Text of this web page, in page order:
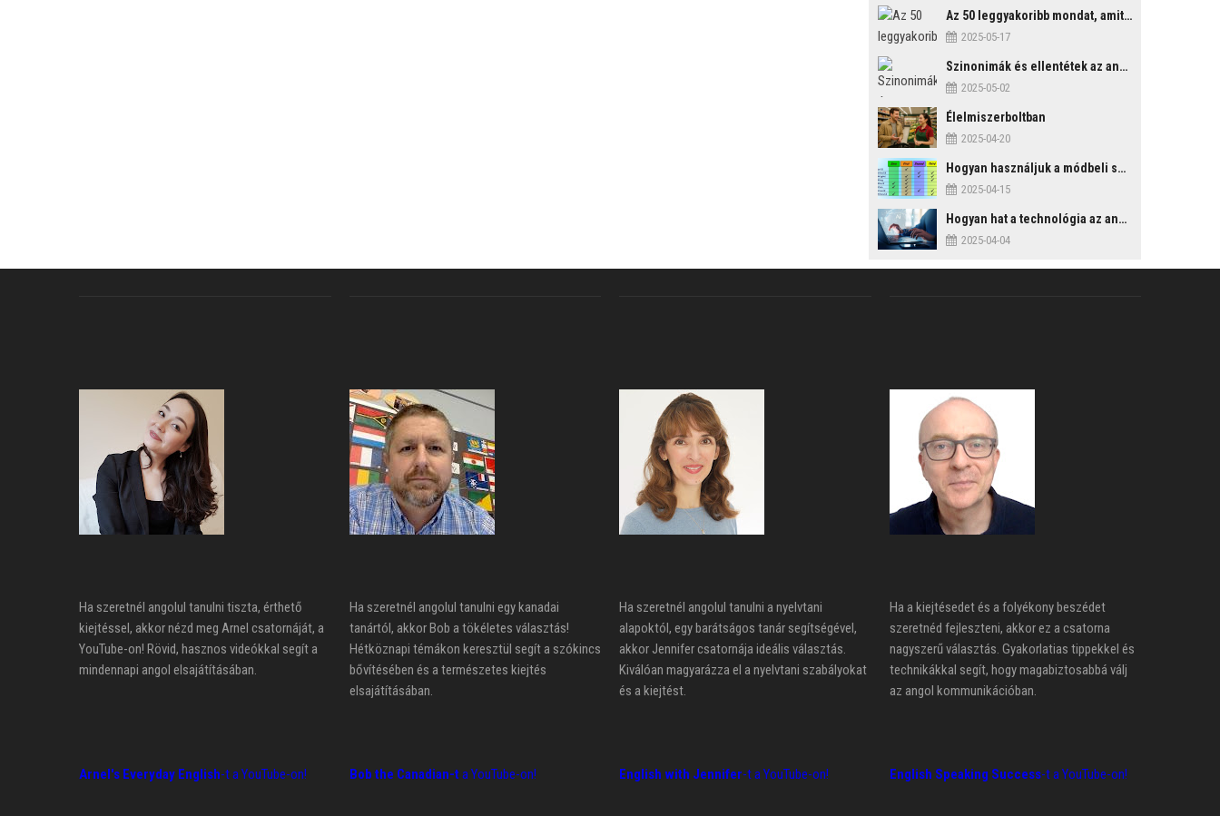
Az 50 leggyakoribb mondat, amit mindenképp érdemes tudni
2025-05-17
Szinonimák és ellentétek az angol nyelvben
2025-05-02
Élelmiszerboltban
2025-04-20
Hogyan használjuk a módbeli segédigéket a feltételes mondatszerkezetekben?
2025-04-15
Hogyan hat a technológia az angol tanulási folyamatokra?
2025-04-04
Ha szeretnél angolul tanulni tiszta, érthető
kiejtéssel, akkor nézd meg Arnel csatornáját, a
YouTube-on! Rövid, hasznos videókkal segít a
mindennapi angol elsajátításában.
Arnel's Everyday English-t a YouTube-on!
Ha szeretnél angolul tanulni egy kanadai
tanártól, akkor Bob a tökéletes választás!
Hétköznapi témákon keresztül segít a szókincs
bővítésében és a természetes kiejtés
elsajátításában.
Bob the Canadian-t a YouTube-on!
Ha szeretnél angolul tanulni a nyelvtani
alapoktól, egy barátságos tanár segítségével,
akkor Jennifer csatornája ideális választás.
Kiválóan magyarázza el a nyelvtani szabályokat
és a kiejtést.
English with Jennifer-t a YouTube-on!
Ha a kiejtésedet és a folyékony beszédet
szeretnéd fejleszteni, akkor ez a csatorna
nagyszerű választás. Gyakorlatias tippekkel és
technikákkal segít, hogy magabiztosabbá válj
az angol kommunikációban.
English Speaking Success-t a YouTube-on!